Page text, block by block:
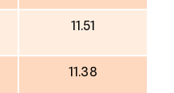
11.51
11.38